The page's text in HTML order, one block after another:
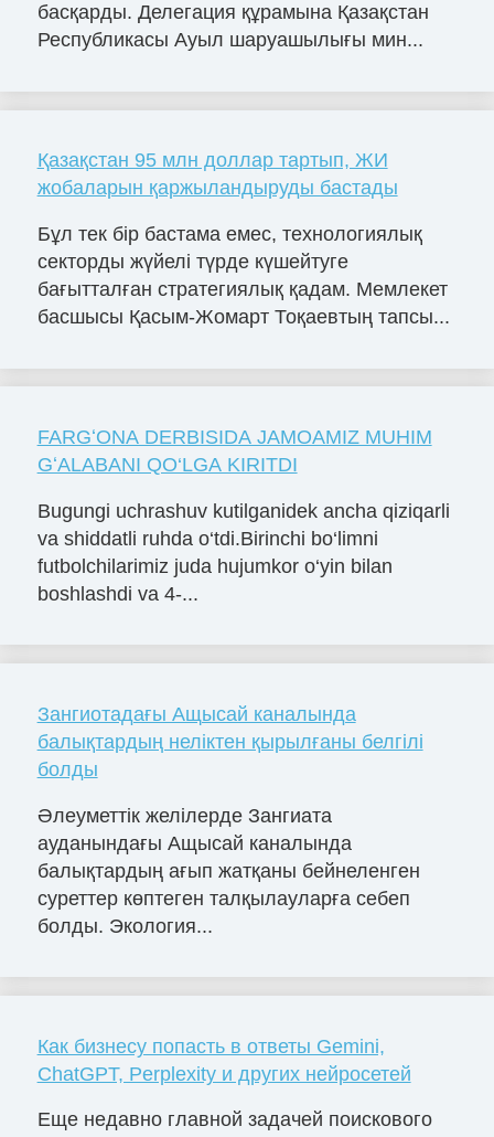
басқарды. Делегация құрамына Қазақстан
Республикасы Ауыл шаруашылығы мин...
Қазақстан 95 млн доллар тартып, ЖИ
жобаларын қаржыландыруды бастады
Бұл тек бір бастама емес, технологиялық
секторды жүйелі түрде күшейтуге
бағытталған стратегиялық қадам. Мемлекет
басшысы Қасым-Жомарт Тоқаевтың тапсы...
FARGʻONA DERBISIDA JAMOAMIZ MUHIM
GʻALABANI QO‘LGA KIRITDI
Bugungi uchrashuv kutilganidek ancha qiziqarli
va shiddatli ruhda o‘tdi.Birinchi bo‘limni
futbolchilarimiz juda hujumkor o‘yin bilan
boshlashdi va 4-...
Зангиотадағы Ащысай каналында
балықтардың неліктен қырылғаны белгілі
болды
Әлеуметтік желілерде Зангиата
ауданындағы Ащысай каналында
балықтардың ағып жатқаны бейнеленген
суреттер көптеген талқылауларға себеп
болды. Экология...
Как бизнесу попасть в ответы Gemini,
ChatGPT, Perplexity и других нейросетей
Еще недавно главной задачей поискового